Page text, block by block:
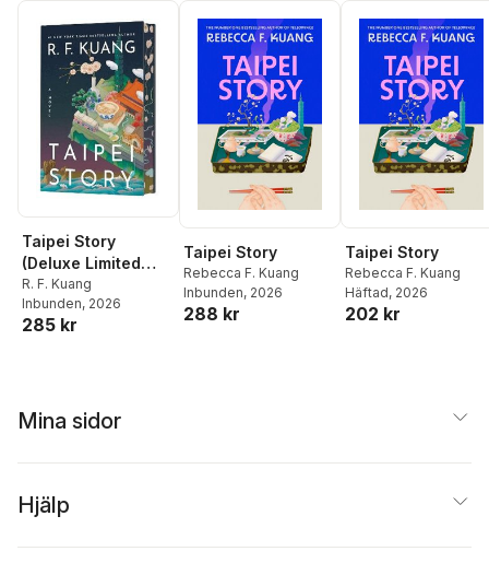
Taipei Story
(Deluxe Limited
Edition)
R. F. Kuang
Inbunden, 2026
285 kr
Taipei Story
Rebecca F. Kuang
Inbunden, 2026
288 kr
Taipei Story
Rebecca F. Kuang
Häftad, 2026
202 kr
Mina sidor
Hjälp